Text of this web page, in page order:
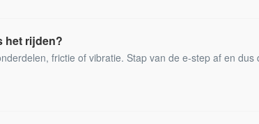
het rijden?
frictie of vibratie. Stap van de e-step af en dus